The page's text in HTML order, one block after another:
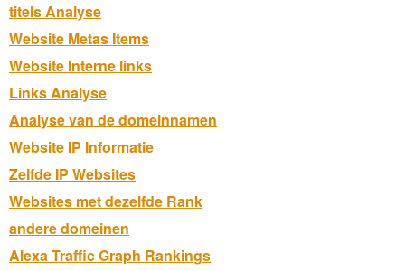
titels Analyse
Website Metas Items
Website Interne links
Links Analyse
Analyse van de domeinnamen
Website IP Informatie
Zelfde IP Websites
Websites met dezelfde Rank
andere domeinen
Alexa Traffic Graph Rankings